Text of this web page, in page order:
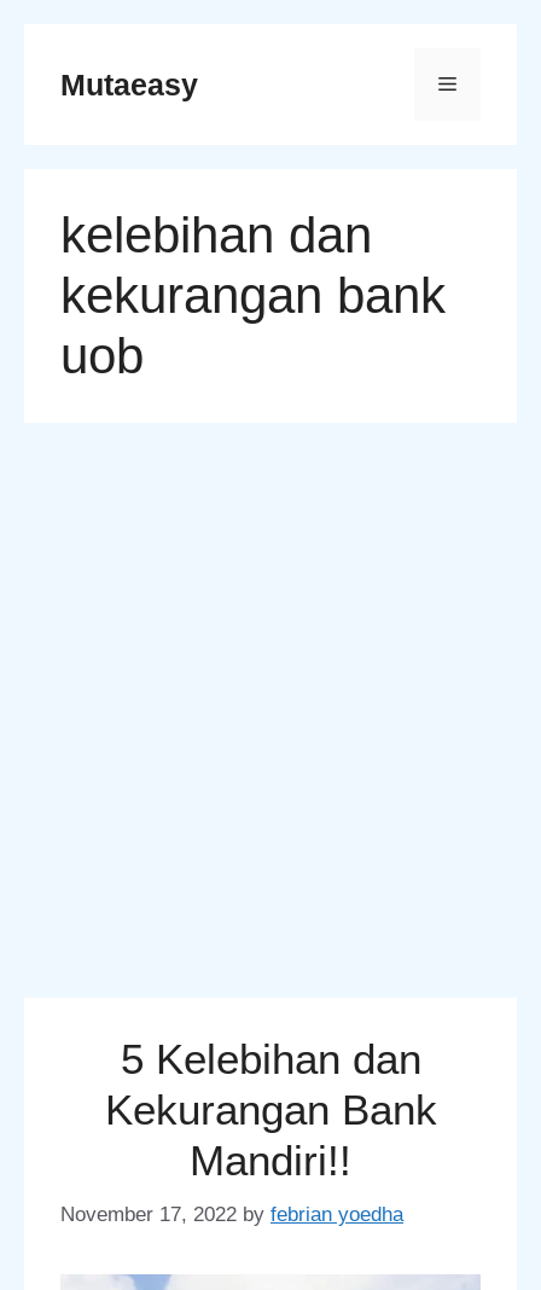
contentMutaeasy Menu
kelebihan dan
kekurangan bank
uob
5 Kelebihan dan
Kekurangan Bank
Mandiri!!
November 17, 2022 by febrian yoedha